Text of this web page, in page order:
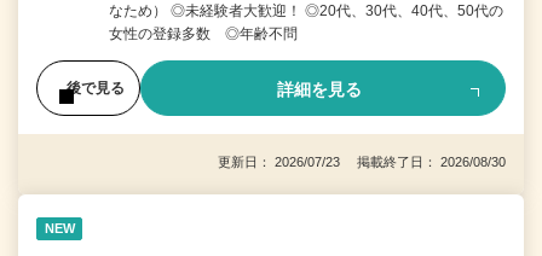
なため） ◎未経験者大歓迎！ ◎20代、30代、40代、50代の
女性の登録多数 ◎年齢不問
後で見る 詳細を見る
更新日： 2026/07/23 掲載終了日： 2026/08/30
NEW